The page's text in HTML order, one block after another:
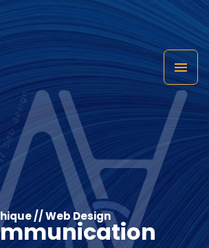
// Web Design